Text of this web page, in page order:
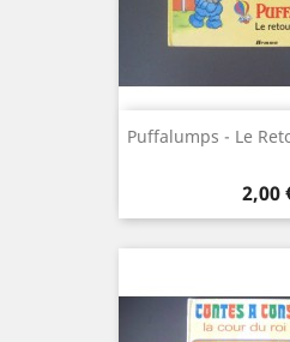
Puffalumps - Le
Prix
2,00